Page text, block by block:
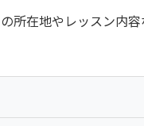
所在地やレッスン内